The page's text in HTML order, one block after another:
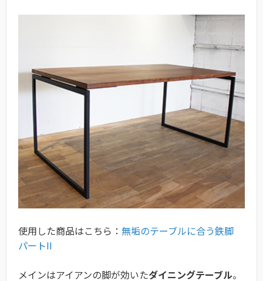
使用した商品はこちら： 無垢のテーブルに合う鉄脚
パートII
メインはアイアンの脚が効いたダイニングテーブル。